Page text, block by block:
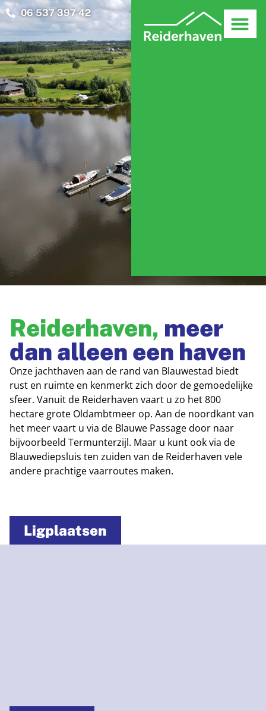
06 537 397 42
Reiderhaven, meer
dan alleen een haven
Onze jachthaven aan de rand van Blauwestad biedt
rust en ruimte en kenmerkt zich door de gemoedelijke
sfeer. Vanuit de Reiderhaven vaart u zo het 800
hectare grote Oldambtmeer op. Aan de noordkant van
het meer vaart u via de Blauwe Passage door naar
bijvoorbeeld Termunterzijl. Maar u kunt ook via de
Blauwediepsluis ten zuiden van de Reiderhaven vele
andere prachtige vaarroutes maken.
Ligplaatsen